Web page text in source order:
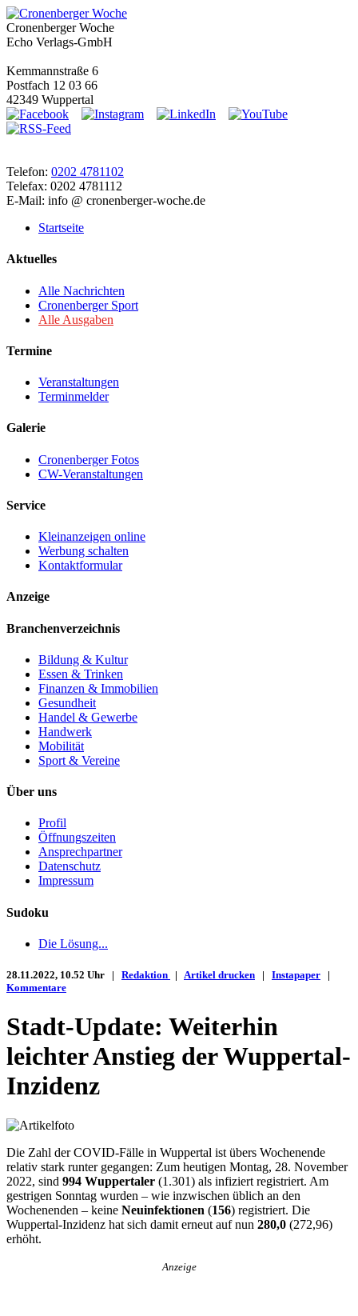
Cronenberger Woche
Echo Verlags-GmbH
Kemmannstraße 6
Postfach 12 03 66
42349 Wuppertal
Telefon: 0202 4781102
Telefax: 0202 4781112
E-Mail: info @ cronenberger-woche.de
Startseite
Aktuelles
Alle Nachrichten
Cronenberger Sport
Alle Ausgaben
Termine
Veranstaltungen
Terminmelder
Galerie
Cronenberger Fotos
CW-Veranstaltungen
Service
Kleinanzeigen online
Werbung schalten
Kontaktformular
Anzeige
Branchenverzeichnis
Bildung & Kultur
Essen & Trinken
Finanzen & Immobilien
Gesundheit
Handel & Gewerbe
Handwerk
Mobilität
Sport & Vereine
Über uns
Profil
Öffnungszeiten
Ansprechpartner
Datenschutz
Impressum
Sudoku
Die Lösung...
28.11.2022, 10.52 Uhr | Redaktion | Artikel drucken | Instapaper |
Kommentare
Stadt-Update: Weiterhin
leichter Anstieg der Wuppertal-
Inzidenz
Die Zahl der COVID-Fälle in Wuppertal ist übers Wochenende
relativ stark runter gegangen: Zum heutigen Montag, 28. November
2022, sind 994 Wuppertaler (1.301) als infiziert registriert. Am
gestrigen Sonntag wurden – wie inzwischen üblich an den
Wochenenden – keine Neuinfektionen (156) registriert. Die
Wuppertal-Inzidenz hat sich damit erneut auf nun 280,0 (272,96)
erhöht.
Anzeige